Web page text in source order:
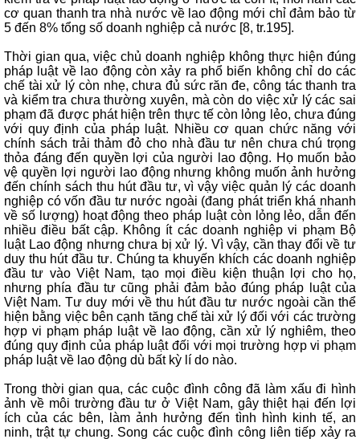
cơ quan thanh tra nhà nước về lao động mới chỉ đảm bảo từ
5 đến 8% tổng số doanh nghiệp cả nước [8, tr.195].
Thời gian qua, việc chủ doanh nghiệp không thực hiện đúng
pháp luật về lao động còn xảy ra phổ biến không chỉ do các
chế tài xử lý còn nhẹ, chưa đủ sức răn đe, công tác thanh tra
và kiểm tra chưa thường xuyên, mà còn do việc xử lý các sai
phạm đã được phát hiện trên thực tế còn lỏng lẻo, chưa đúng
với quy định của pháp luật. Nhiều cơ quan chức năng với
chính sách trải thảm đỏ cho nhà đầu tư nên chưa chú trọng
thỏa đáng đến quyền lợi của người lao động. Họ muốn bảo
vệ quyền lợi người lao động nhưng không muốn ảnh hưởng
đến chính sách thu hút đầu tư, vì vậy việc quản lý các doanh
nghiệp có vốn đầu tư nước ngoài (đang phát triển khá nhanh
về số lượng) hoạt động theo pháp luật còn lỏng lẻo, dẫn đến
nhiều điều bất cập. Không ít các doanh nghiệp vi phạm Bộ
luật Lao động nhưng chưa bị xử lý. Vì vậy, cần thay đổi về tư
duy thu hút đầu tư. Chúng ta khuyến khích các doanh nghiệp
đầu tư vào Việt Nam, tạo mọi điều kiện thuận lợi cho họ,
nhưng phía đầu tư cũng phải đảm bảo đúng pháp luật của
Việt Nam. Tư duy mới về thu hút đầu tư nước ngoài cần thể
hiện bằng việc bên cạnh tăng chế tài xử lý đối với các trường
hợp vi phạm pháp luật về lao động, cần xử lý nghiêm, theo
đúng quy định của pháp luật đối với mọi trường hợp vi phạm
pháp luật về lao động dù bất kỳ lí do nào.
Trong thời gian qua, các cuộc đình công đã làm xấu đi hình
ảnh về môi trường đầu tư ở Việt Nam, gây thiệt hại đến lợi
ích của các bên, làm ảnh hưởng đến tình hình kinh tế, an
ninh, trật tự chung. Song các cuộc đình công liên tiếp xảy ra